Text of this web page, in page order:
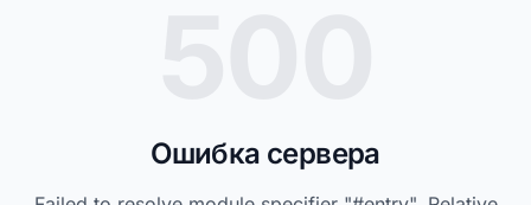
Ошибка сервера